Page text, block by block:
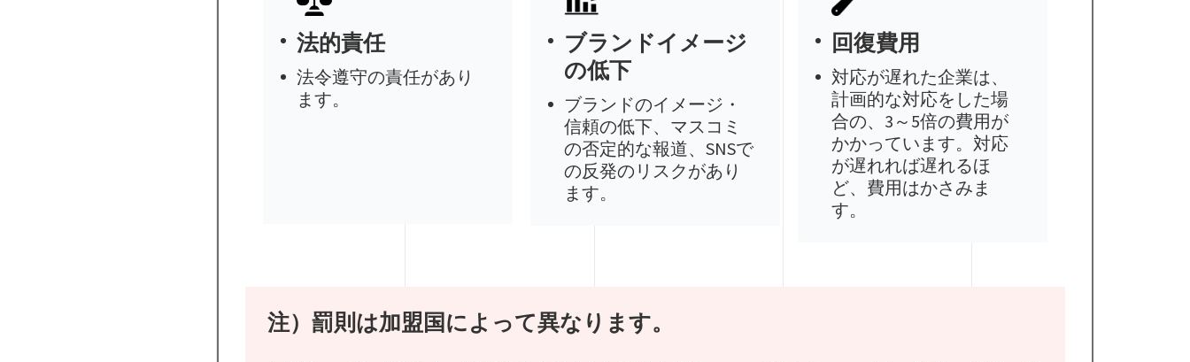
法的責任
法令遵守の責任があり
ます。
ブランドイメージ
の低下
ブランドのイメージ・
信頼の低下、マスコミ
の否定的な報道、SNSで
の反発のリスクがあり
ます。
回復費用
対応が遅れた企業は、
計画的な対応をした場
合の、3～5倍の費用が
かかっています。対応
が遅れれば遅れるほ
ど、費用はかさみま
す。
注）罰則は加盟国によって異なります。